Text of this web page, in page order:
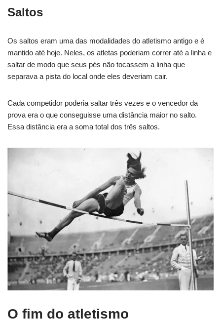
Saltos
Os saltos eram uma das modalidades do atletismo antigo e é
mantido até hoje. Neles, os atletas poderiam correr até a linha e
saltar de modo que seus pés não tocassem a linha que
separava a pista do local onde eles deveriam cair.
Cada competidor poderia saltar três vezes e o vencedor da
prova era o que conseguisse uma distância maior no salto.
Essa distância era a soma total dos três saltos.
O fim do atletismo